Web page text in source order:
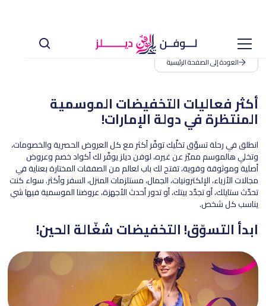
العودة إلى الصفحة الرئيسية
أكثر فعاليات التخفيضات الموسمية
المنتظرة في دولة الإمارات!
انطلق في رحلة تسوّق تخلّيك توفّر أكثر مع كل العروض الحصرية والخصومات،
وتخلي هالموسم مميّز عن غيره، لوفن ديلز يوفّر لك أكواد خصم وعروض
أصلية وموثوقة وقوية، تفتح لك باب لعالم من الصفقات المختارة بعناية في
مجالات الأزياء، الإلكترونيات، الجمال، مستلزمات المنزل، السفر وأكثر. سواء كنت
تحدّث ستايلك، أو تجدّد بيتك، أو تدور أحدث الأجهزة، عروضنا الموسمية فيها شي
يناسب كل شخص.
ابدأ التسوّق! التخفيضات شغّالة الحين!